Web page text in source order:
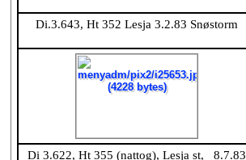
Di.3.643, Ht 352 Lesja 3.2.83 Snøstorm
Di 3.622, Ht 355 (nattog), Lesja st, 8.7.83